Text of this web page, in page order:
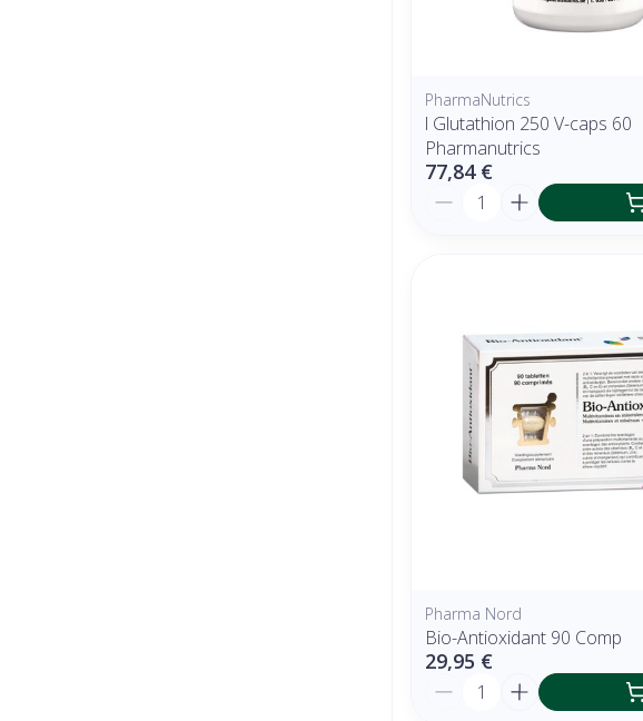
PharmaNutrics
l Glutathion 250 V-caps 60
Pharmanutrics
77,84 €
Quantité
Pharma Nord
Bio-Antioxidant 90 Comp
29,95 €
Quantité